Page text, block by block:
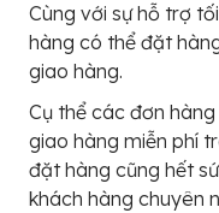
Cùng với sự hỗ trợ
hàng có thể đặt
giao hàng.
Cụ thể các đơn
giao hàng miễn phí
đặt hàng cũng hết
khách hàng chuyên